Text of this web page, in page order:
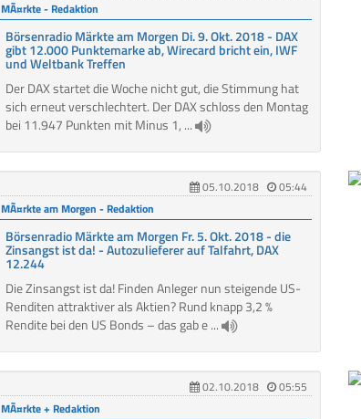
MÃ¤rkte - Redaktion
Börsenradio Märkte am Morgen Di. 9. Okt. 2018 - DAX
gibt 12.000 Punktemarke ab, Wirecard bricht ein, IWF
und Weltbank Treffen
Der DAX startet die Woche nicht gut, die Stimmung hat
sich erneut verschlechtert. Der DAX schloss den Montag
bei 11.947 Punkten mit Minus 1, ...
05.10.2018
05:44
MÃ¤rkte am Morgen - Redaktion
Börsenradio Märkte am Morgen Fr. 5. Okt. 2018 - die
Zinsangst ist da! - Autozulieferer auf Talfahrt, DAX
12.244
Die Zinsangst ist da! Finden Anleger nun steigende US-
Renditen attraktiver als Aktien? Rund knapp 3,2 %
Rendite bei den US Bonds – das gab e ...
02.10.2018
05:55
MÃ¤rkte + Redaktion